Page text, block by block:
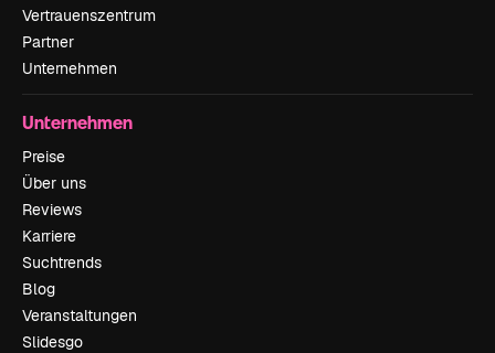
Vertrauenszentrum
Partner
Unternehmen
Unternehmen
Preise
Über uns
Reviews
Karriere
Suchtrends
Blog
Veranstaltungen
Slidesgo